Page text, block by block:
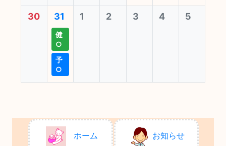
30 31
健
○
予
○
1 2 3 4 5
ホーム お知らせ